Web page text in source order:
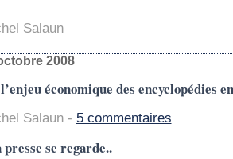
Salaun
2008
économique des encyclopédies
Salaun - 5 commentaires
se regarde..